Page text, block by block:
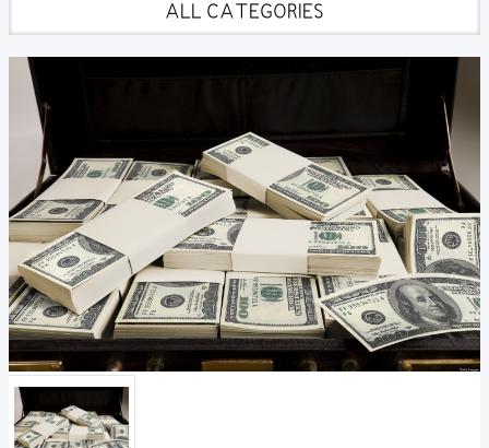
ALL CATEGORIES